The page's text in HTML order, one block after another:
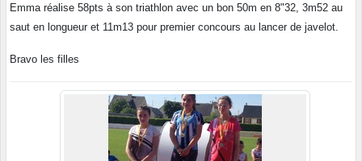
Emma réalise 58pts à son triathlon avec un bon 50m en 8"32, 3m52 au
saut en longueur et 11m13 pour premier concours au lancer de javelot.
Bravo les filles